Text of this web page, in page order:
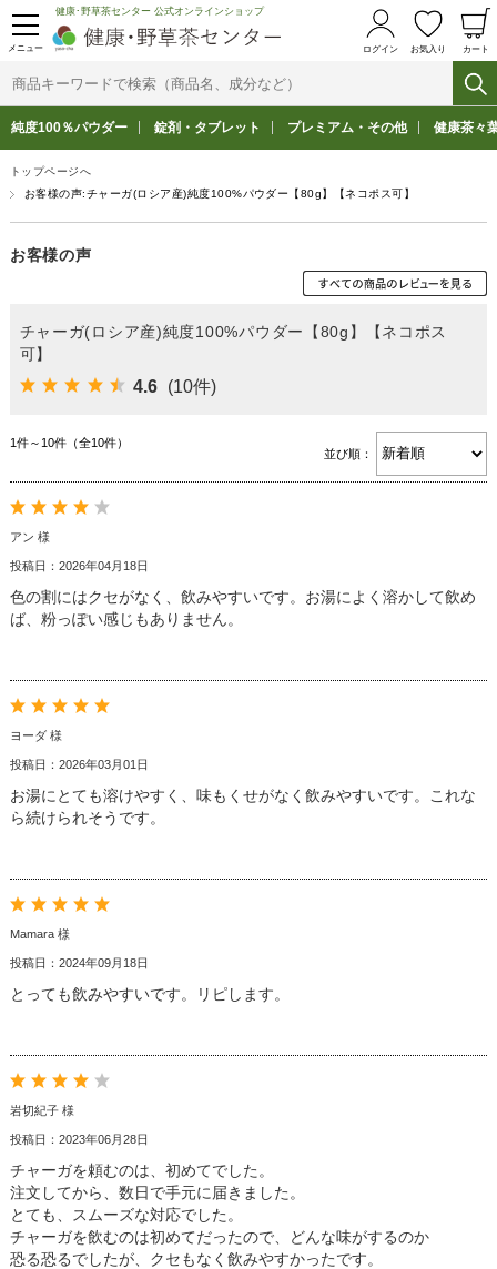
メニュー
健康･野草茶センター 公式オンラインショップ
ログイン お気入り カート
純度100％パウダー 錠剤・タブレット プレミアム・その他 健康茶々
トップページへ
お客様の声:チャーガ(ロシア産)純度100%パウダー【80g】【ネコポス可】
お客様の声
チャーガ(ロシア産)純度100%パウダー【80g】【ネコポス
可】
4.6 (10件)
1件～10件（全10件）
並び順：
アン 様
投稿日：2026年04月18日
色の割にはクセがなく、飲みやすいです。お湯によく溶かして飲め
ば、粉っぽい感じもありません。
ヨーダ 様
投稿日：2026年03月01日
お湯にとても溶けやすく、味もくせがなく飲みやすいです。これな
ら続けられそうです。
Mamara 様
投稿日：2024年09月18日
とっても飲みやすいです。リピします。
岩切紀子 様
投稿日：2023年06月28日
チャーガを頼むのは、初めてでした。
注文してから、数日で手元に届きました。
とても、スムーズな対応でした。
チャーガを飲むのは初めてだったので、どんな味がするのか
恐る恐るでしたが、クセもなく飲みやすかったです。